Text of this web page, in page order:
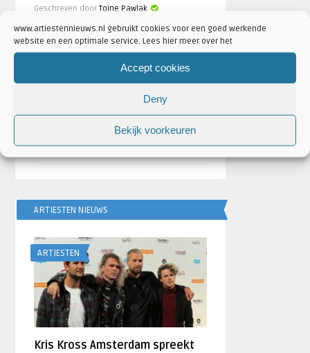
www.artiestennieuws.nl gebruikt cookies voor een goed werkende
website en een optimale service. Lees hier meer over het
Accept cookies
Deny
Bekijk voorkeuren
Geschreven doorToine Pawlak
Fotoreportage: Brainstorm
Toine Pawlak
‘The World of Hans Zimmer’
brengt Ziggo Dome in
vervoering
doorRobin de Roode
ARTIESTEN NIEUWS
ARTIESTEN
Kris Kross Amsterdam spreekt